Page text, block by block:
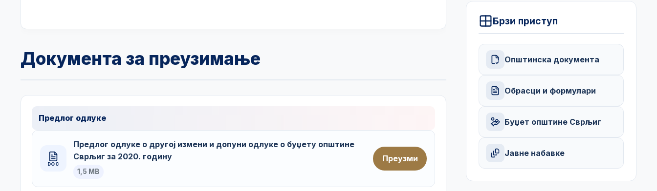
Документа за преузимање
Предлог одлуке
DOC
Предлог одлуке о другој измени и допуни одлуке о буџету општине
Сврљиг за 2020. годину
1,5 MB
Преузми
Брзи приступ
Општинска документа
Обрасци и формулари
Буџет општине Сврљиг
Јавне набавке